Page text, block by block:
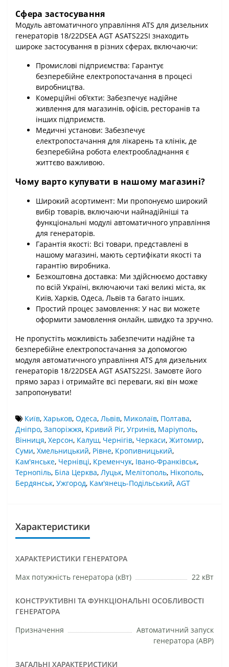
Сфера застосування
Модуль автоматичного управління ATS для дизельних
генераторів 18/22DSEA AGT ASATS22SI знаходить
широке застосування в різних сферах, включаючи:
Промислові підприємства: Гарантує
безперебійне електропостачання в процесі
виробництва.
Комерційні об'єкти: Забезпечує надійне
живлення для магазинів, офісів, ресторанів та
інших підприємств.
Медичні установи: Забезпечує
електропостачання для лікарень та клінік, де
безперебійна робота електрообладнання є
життєво важливою.
Чому варто купувати в нашому магазині?
Широкий асортимент: Ми пропонуємо широкий
вибір товарів, включаючи найнадійніші та
функціональні модулі автоматичного управління
для генераторів.
Гарантія якості: Всі товари, представлені в
нашому магазині, мають сертифікати якості та
гарантію виробника.
Безкоштовна доставка: Ми здійснюємо доставку
по всій Україні, включаючи такі великі міста, як
Київ, Харків, Одеса, Львів та багато інших.
Простий процес замовлення: У нас ви можете
оформити замовлення онлайн, швидко та зручно.
Не пропустіть можливість забезпечити надійне та
безперебійне електропостачання за допомогою
модуля автоматичного управління ATS для дизельних
генераторів 18/22DSEA AGT ASATS22SI. Замовте його
прямо зараз і отримайте всі переваги, які він може
запропонувати!
Київ, Харьков, Одеса, Львів, Миколаїв, Полтава,
Дніпро, Запоріжжя, Кривий Ріг, Угринів, Маріуполь,
Вінниця, Херсон, Калуш, Чернігів, Черкаси, Житомир,
Суми, Хмельницький, Рівне, Кропивницький,
Кам'янське, Чернівці, Кременчук, Івано-Франківськ,
Тернопіль, Біла Церква, Луцьк, Мелітополь, Нікополь,
Бердянськ, Ужгород, Кам'янець-Подільський, AGT
Характеристики
ХАРАКТЕРИСТИКИ ГЕНЕРАТОРА
Маx потужність генератора (кВт)
22 кВт
КОНСТРУКТИВНІ ТА ФУНКЦІОНАЛЬНІ ОСОБЛИВОСТІ
ГЕНЕРАТОРА
Призначення
Автоматичний запуск
генератора (АВР)
ЗАГАЛЬНІ ХАРАКТЕРИСТИКИ